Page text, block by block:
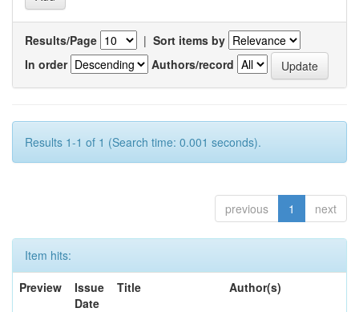
Results/Page | Sort items by
In order
Authors/record
Results 1-1 of 1 (Search time: 0.001 seconds).
previous 1 next
Item hits:
Preview
Issue
Date
Title Author(s)